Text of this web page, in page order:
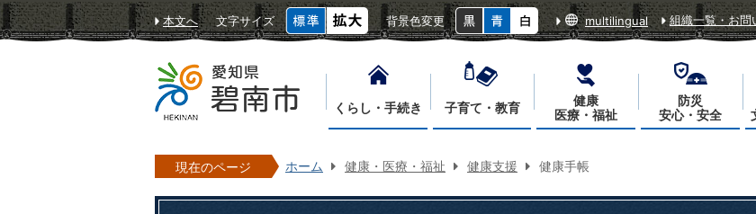
本文へ 文字サイズ 背景色変更 multilingual 組織一覧・お問
くらし・手続き 子育て・教育
健康
医療・福祉
防災
安心・安全
現在のページ ホーム 健康・医療・福祉 健康支援 健康手帳